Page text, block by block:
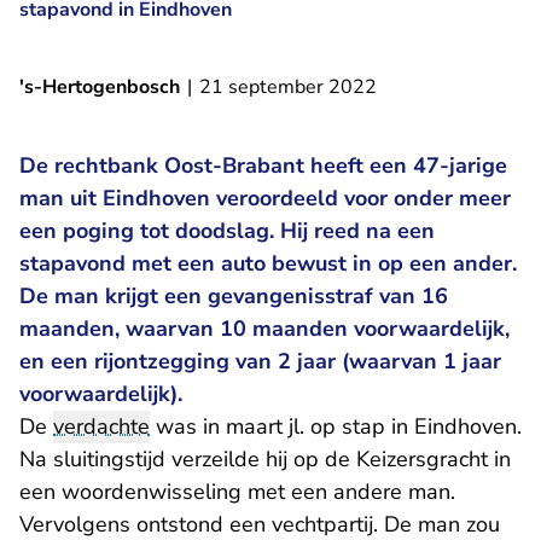
stapavond in Eindhoven
's-Hertogenbosch | 21 september 2022
De rechtbank Oost-Brabant heeft een 47-jarige
man uit Eindhoven veroordeeld voor onder meer
een poging tot doodslag. Hij reed na een
stapavond met een auto bewust in op een ander.
De man krijgt een gevangenisstraf van 16
maanden, waarvan 10 maanden voorwaardelijk,
en een rijontzegging van 2 jaar (waarvan 1 jaar
voorwaardelijk).
De verdachte was in maart jl. op stap in Eindhoven.
Na sluitingstijd verzeilde hij op de Keizersgracht in
een woordenwisseling met een andere man.
Vervolgens ontstond een vechtpartij. De man zou